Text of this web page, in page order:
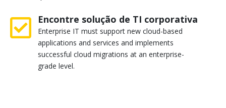
Encontre solução de TI corporativa
Enterprise IT must support new cloud-based
applications and services and implements
successful cloud migrations at an enterprise-
grade level.